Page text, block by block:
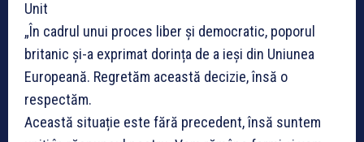
Unit
„În cadrul unui proces liber și democratic, poporul
britanic și-a exprimat dorința de a ieși din Uniunea
Europeană. Regretăm această decizie, însă o
respectăm.
Această situație este fără precedent, însă suntem